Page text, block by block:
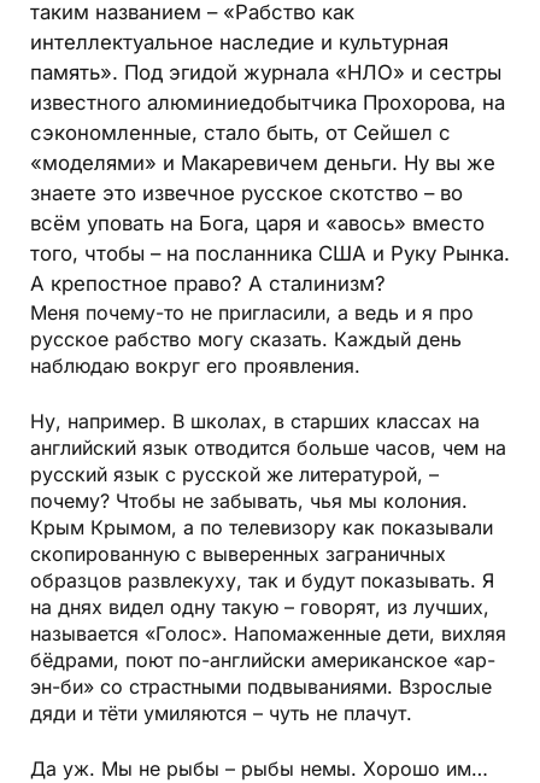
таким названием – «Рабство как
интеллектуальное наследие и культурная
память». Под эгидой журнала «НЛО» и сестры
известного алюминиедобытчика Прохорова, на
сэкономленные, стало быть, от Сейшел с
«моделями» и Макаревичем деньги. Ну вы же
знаете это извечное русское скотство – во
всём уповать на Бога, царя и «авось» вместо
того, чтобы – на посланника США и Руку Рынка.
А крепостное право? А сталинизм?
Меня почему-то не пригласили, а ведь и я про
русское рабство могу сказать. Каждый день
наблюдаю вокруг его прояв­ления.
Ну, например. В школах, в старших классах на
английский язык отводится больше часов, чем на
русский язык с русской же литературой, –
почему? Чтобы не забывать, чья мы колония.
Крым Крымом, а по телевизору как показывали
скопированную с выверенных заграничных
образцов развлекуху, так и будут показывать. Я
на днях видел одну такую – говорят, из лучших,
называется «Голос». Напомаженные дети, вихляя
бёдрами, поют по-английски американское «ар-
эн-би» со страстными подвываниями. Взрослые
дяди и тёти умиляются – чуть не плачут.
Да уж. Мы не рыбы – рыбы немы. Хорошо им…